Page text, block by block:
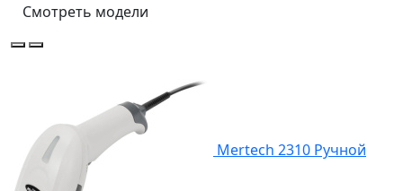
Смотреть модели
Mertech 2310 Ручной